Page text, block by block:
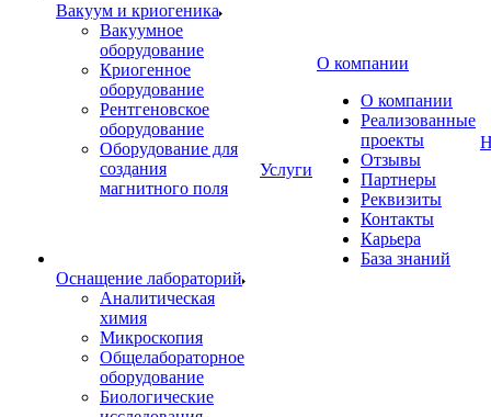
Вакуум и криогеника
Вакуумное
оборудование
Криогенное
оборудование
Рентгеновское
оборудование
Оборудование для
создания
магнитного поля
Оснащение лабораторий
Аналитическая
химия
Микроскопия
Общелабораторное
оборудование
Биологические
Услуги
О компании
О компании
Реализованные
проекты
Отзывы
Партнеры
Реквизиты
Контакты
Карьера
База знаний